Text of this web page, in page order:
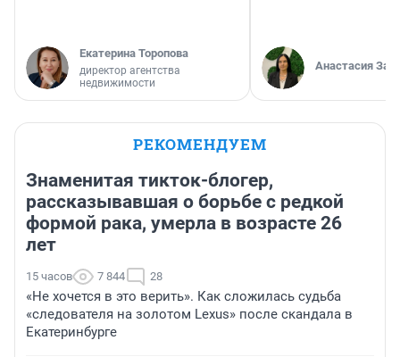
Екатерина Торопова
директор агентства
недвижимости
Анастасия
РЕКОМЕНДУЕМ
Знаменитая тикток-блогер,
рассказывавшая о борьбе с редкой
формой рака, умерла в возрасте 26
лет
15 часов 7 844 28
«Не хочется в это верить». Как сложилась судьба
«следователя на золотом Lexus» после скандала в
Екатеринбурге